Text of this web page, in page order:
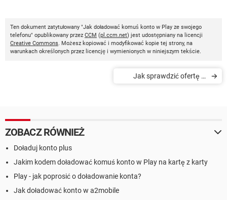
Ten dokument zatytułowany "Jak doładować komuś konto w Play ze swojego
telefonu" opublikowany przez CCM (pl.ccm.net) jest udostępniany na licencji
Creative Commons. Możesz kopiować i modyfikować kopie tej strony, na
warunkach określonych przez licencję i wymienionych w niniejszym tekście.
Jak sprawdzić ofertę w
ZOBACZ RÓWNIEŻ
Doładuj konto plus
Jakim kodem doładować komuś konto w Play na kartę z karty
Play - jak poprosić o doładowanie konta?
Jak doładować konto w a2mobile